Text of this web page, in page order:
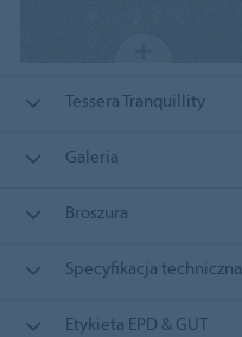
Tessera Tranquillity
Galeria
Broszura
Specyfikacja techniczna
Etykieta EPD & GUT